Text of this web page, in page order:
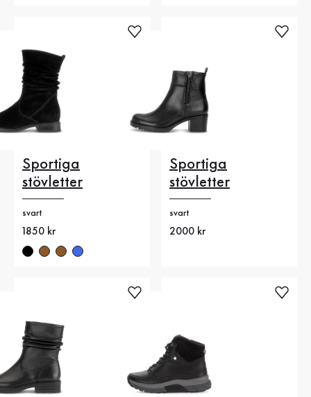
Sportiga
stövletter
svart
Nytt pris
1850 kr
Sportiga
stövletter
svart
Nytt pris
2000 kr